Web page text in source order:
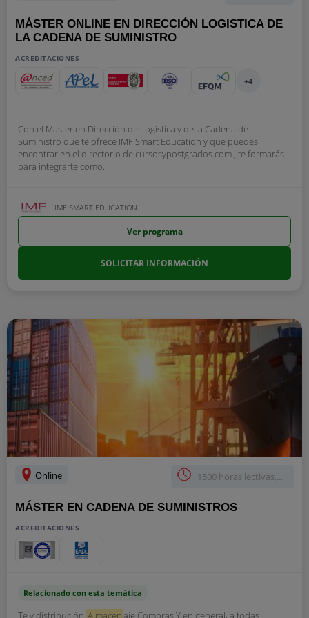
MÁSTER ONLINE EN DIRECCIÓN LOGISTICA DE
LA CADENA DE SUMINISTRO
ACREDITACIONES
+4
Con el Master en Dirección de Logística y de la Cadena de
Suministro que te ofrece IMF Smart Education y que puedes
encontrar en el directorio de cursosypostgrados.com , te formarás
para integrarte como...
IMF SMART EDUCATION
Ver programa
SOLICITAR INFORMACIÓN
Online 1500 horas lectivas,...
MÁSTER EN CADENA DE SUMINISTROS
ACREDITACIONES
Relacionado con esta temática
Te y distribución Almacenaje Compras Y en general, a todas